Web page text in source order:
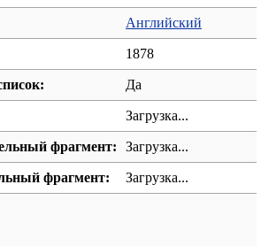
Английский
1878
Да
Загрузка...
фрагмент: Загрузка...
фрагмент: Загрузка...